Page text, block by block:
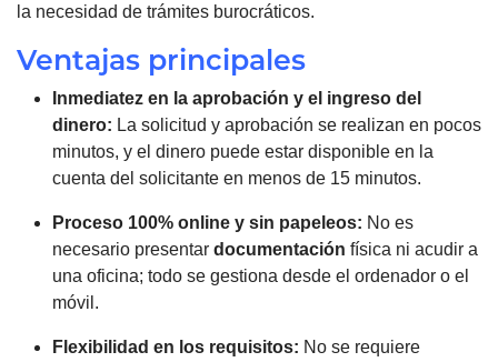
la necesidad de trámites burocráticos.
Ventajas principales
Inmediatez en la aprobación y el ingreso del
dinero: La solicitud y aprobación se realizan en pocos
minutos, y el dinero puede estar disponible en la
cuenta del solicitante en menos de 15 minutos.
Proceso 100% online y sin papeleos: No es
necesario presentar documentación física ni acudir a
una oficina; todo se gestiona desde el ordenador o el
móvil.
Flexibilidad en los requisitos: No se requiere